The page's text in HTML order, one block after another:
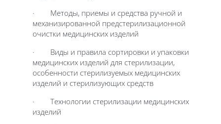
· Методы, приемы и средства ручной и
механизированной предстерилизационной
очистки медицинских изделий
· Виды и правила сортировки и упаковки
медицинских изделий для стерилизации,
особенности стерилизуемых медицинских
изделий и стерилизующих средств
· Технологии стерилизации медицинских
изделий